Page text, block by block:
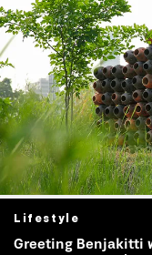
Lifestyle
Greeting Benjakitti พ